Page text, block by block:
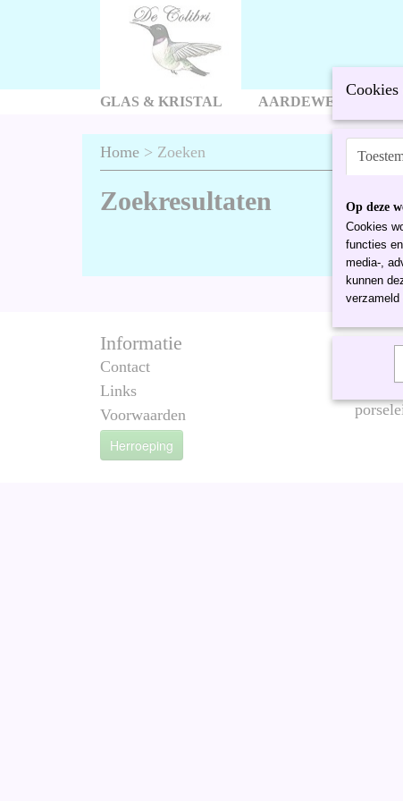
GLAS & KRISTAL AARDEWERK EN
Home > Zoeken
Zoekresultaten
Informatie
Contact
Links
Voorwaarden
Herroeping
Glas
Cookies
Op deze
Cookies
functies
media-,
kunnen
verzameld